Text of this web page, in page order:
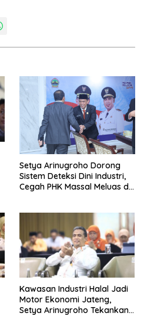
Setya Arinugroho Dorong
Sistem Deteksi Dini Industri,
Cegah PHK Massal Meluas di
Kawasan Industri Halal Jadi
Motor Ekonomi Jateng,
Setya Arinugroho Tekankan